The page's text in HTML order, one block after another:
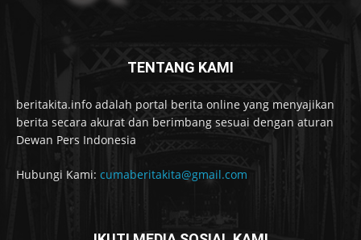
TENTANG KAMI
beritakita.info adalah portal berita online yang menyajikan
berita secara akurat dan berimbang sesuai dengan aturan
Dewan Pers Indonesia
Hubungi Kami: cumaberitakita@gmail.com